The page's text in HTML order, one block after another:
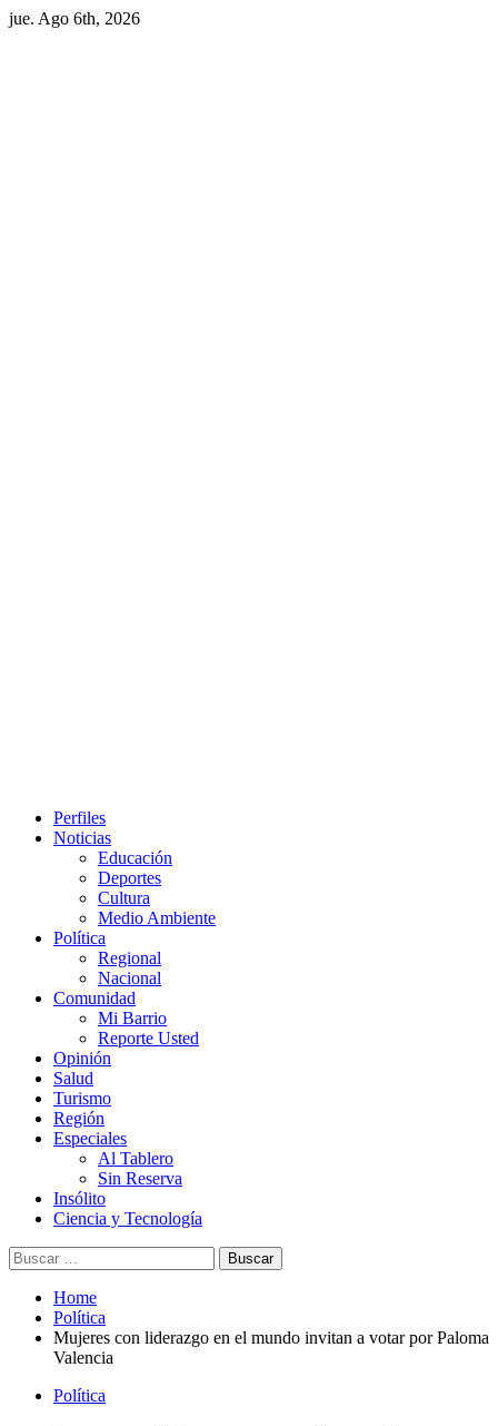
Skip
jue. Ago 6th, 2026
Primary
Menu
Perfiles
Noticias
Educación
Deportes
Cultura
Medio Ambiente
Política
Regional
Nacional
Comunidad
Mi Barrio
Reporte Usted
Opinión
Salud
Turismo
Región
Especiales
Al Tablero
Sin Reserva
Insólito
Ciencia y Tecnología
Buscar:
Home
Política
Mujeres con liderazgo en el mundo invitan a votar por Paloma
Valencia
Política